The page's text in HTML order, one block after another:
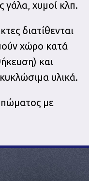
γάλα, χυμοί κλπ.
διατίθενται
χώρο κατά
και
υλικά.
με